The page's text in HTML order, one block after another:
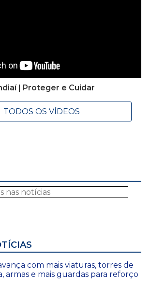
| Proteger e Cuidar
TODOS OS VÍDEOS
com mais viaturas, torres de
armas e mais guardas para reforço